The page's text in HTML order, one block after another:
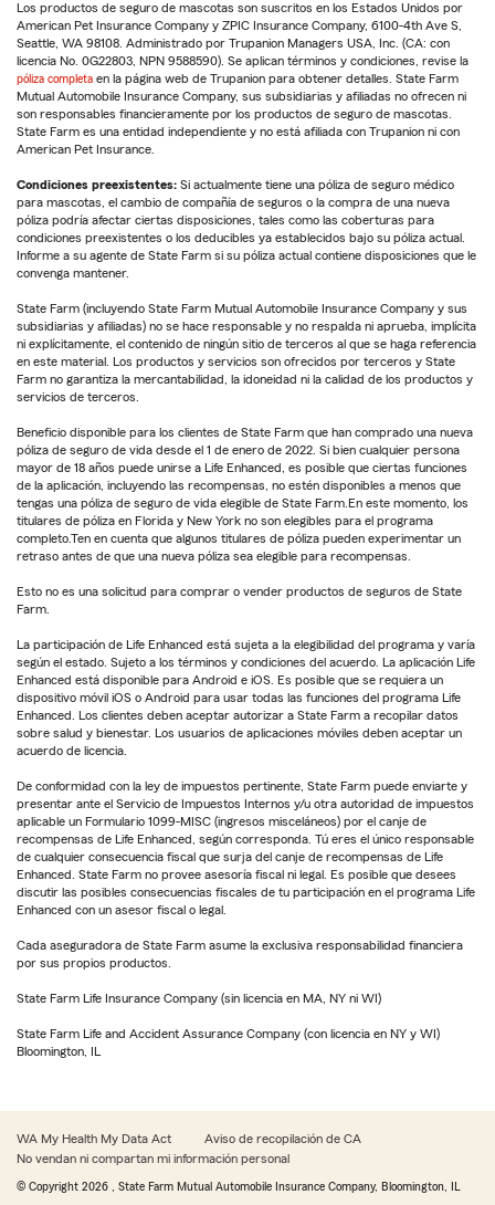
Los productos de seguro de mascotas son suscritos en los Estados Unidos por
American Pet Insurance Company y ZPIC Insurance Company, 6100-4th Ave S,
Seattle, WA 98108. Administrado por Trupanion Managers USA, Inc. (CA: con
licencia No. 0G22803, NPN 9588590). Se aplican términos y condiciones, revise la
póliza completa en la página web de Trupanion para obtener detalles. State Farm
Mutual Automobile Insurance Company, sus subsidiarias y afiliadas no ofrecen ni
son responsables financieramente por los productos de seguro de mascotas.
State Farm es una entidad independiente y no está afiliada con Trupanion ni con
American Pet Insurance.
Condiciones preexistentes: Si actualmente tiene una póliza de seguro médico
para mascotas, el cambio de compañía de seguros o la compra de una nueva
póliza podría afectar ciertas disposiciones, tales como las coberturas para
condiciones preexistentes o los deducibles ya establecidos bajo su póliza actual.
Informe a su agente de State Farm si su póliza actual contiene disposiciones que le
convenga mantener.
State Farm (incluyendo State Farm Mutual Automobile Insurance Company y sus
subsidiarias y afiliadas) no se hace responsable y no respalda ni aprueba, implícita
ni explícitamente, el contenido de ningún sitio de terceros al que se haga referencia
en este material. Los productos y servicios son ofrecidos por terceros y State
Farm no garantiza la mercantabilidad, la idoneidad ni la calidad de los productos y
servicios de terceros.
Beneficio disponible para los clientes de State Farm que han comprado una nueva
póliza de seguro de vida desde el 1 de enero de 2022. Si bien cualquier persona
mayor de 18 años puede unirse a Life Enhanced, es posible que ciertas funciones
de la aplicación, incluyendo las recompensas, no estén disponibles a menos que
tengas una póliza de seguro de vida elegible de State Farm.En este momento, los
titulares de póliza en Florida y New York no son elegibles para el programa
completo.Ten en cuenta que algunos titulares de póliza pueden experimentar un
retraso antes de que una nueva póliza sea elegible para recompensas.
Esto no es una solicitud para comprar o vender productos de seguros de State
Farm.
La participación de Life Enhanced está sujeta a la elegibilidad del programa y varía
según el estado. Sujeto a los términos y condiciones del acuerdo. La aplicación Life
Enhanced está disponible para Android e iOS. Es posible que se requiera un
dispositivo móvil iOS o Android para usar todas las funciones del programa Life
Enhanced. Los clientes deben aceptar autorizar a State Farm a recopilar datos
sobre salud y bienestar. Los usuarios de aplicaciones móviles deben aceptar un
acuerdo de licencia.
De conformidad con la ley de impuestos pertinente, State Farm puede enviarte y
presentar ante el Servicio de Impuestos Internos y/u otra autoridad de impuestos
aplicable un Formulario 1099-MISC (ingresos misceláneos) por el canje de
recompensas de Life Enhanced, según corresponda. Tú eres el único responsable
de cualquier consecuencia fiscal que surja del canje de recompensas de Life
Enhanced. State Farm no provee asesoría fiscal ni legal. Es posible que desees
discutir las posibles consecuencias fiscales de tu participación en el programa Life
Enhanced con un asesor fiscal o legal.
Cada aseguradora de State Farm asume la exclusiva responsabilidad financiera
por sus propios productos.
State Farm Life Insurance Company (sin licencia en MA, NY ni WI)
State Farm Life and Accident Assurance Company (con licencia en NY y WI)
Bloomington, IL
WA My Health My Data Act
Aviso de recopilación de CA
No vendan ni compartan mi información personal
© Copyright 2026 , State Farm Mutual Automobile Insurance Company, Bloomington, IL